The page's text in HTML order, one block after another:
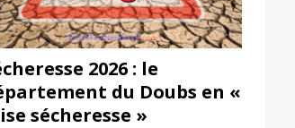
2026 : le
du Doubs en «
sécheresse »